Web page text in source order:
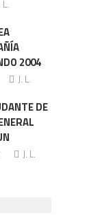
L.
2004
J. L.
DE
J. L.